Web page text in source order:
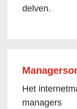
delven.
Het
managers